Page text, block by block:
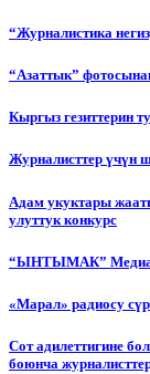
“Журналистика
“Азаттык”
Кыргыз гезиттерин
Журналисттер үчүн
Адам укуктары
улуттук конкурс
“ЫНТЫМАК” Медиа
«Марал» радиосу
Сот адилеттигине
боюнча